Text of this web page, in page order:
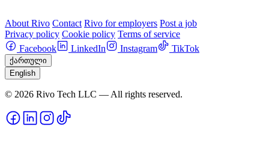
About Rivo Contact Rivo for employers Post a job
Privacy policy Cookie policy Terms of service
Facebook
LinkedIn Instagram TikTok
ქართული
English
© 2026 Rivo Tech LLC — All rights reserved.